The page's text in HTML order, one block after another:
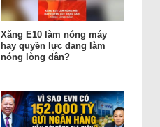
Xăng E10 làm nóng máy
hay quyền lực đang làm
nóng lòng dân?